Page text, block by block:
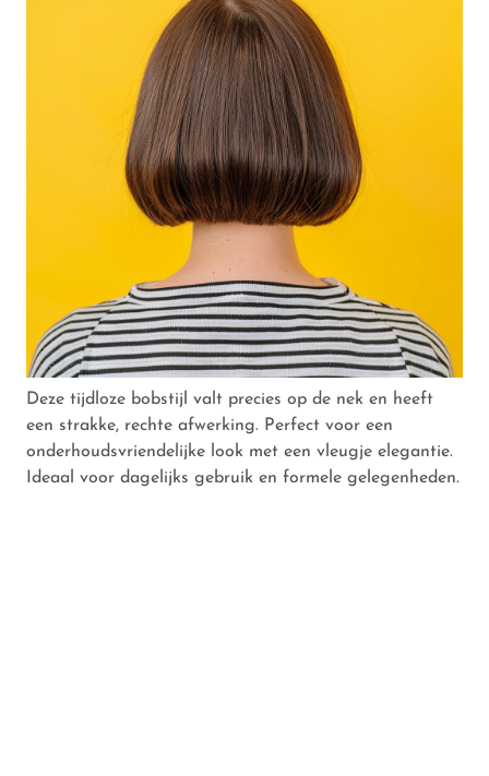
Deze tijdloze bobstijl valt precies op de nek en heeft
een strakke, rechte afwerking. Perfect voor een
onderhoudsvriendelijke look met een vleugje elegantie.
Ideaal voor dagelijks gebruik en formele gelegenheden.